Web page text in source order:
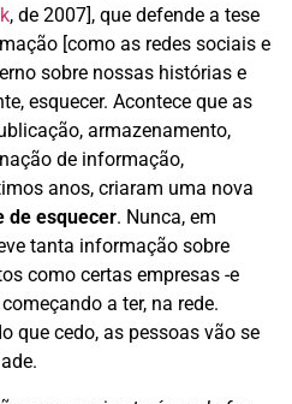
, de 2007], que defende a tese
[como as redes sociais e
sobre nossas histórias e
esquecer. Acontece que as
armazenamento,
de informação,
anos, criaram uma nova
de esquecer. Nunca, em
tanta informação sobre
como certas empresas -e
a ter, na rede.
que cedo, as pessoas vão se